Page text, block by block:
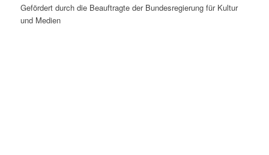
Gefördert durch die Beauftragte der Bundesregierung für Kultur
und Medien